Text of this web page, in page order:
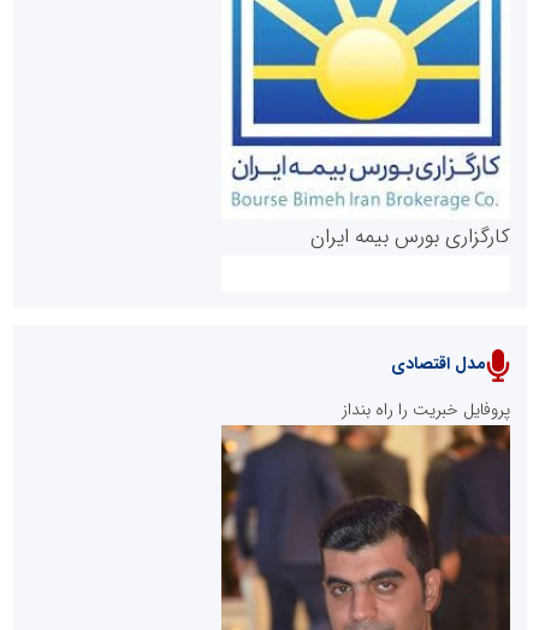
روابط عمومی خبرگزاری گزارش خبر
پایگاه خبری نهضت ملی مسکن
کارگزاری بورس بیمه ایران
سازمان بورس و اوراق بهادار
مرجع اخبار موثق در بازارسرمایه
مدل اقتصادی
پروفایل خبریت را راه بنداز